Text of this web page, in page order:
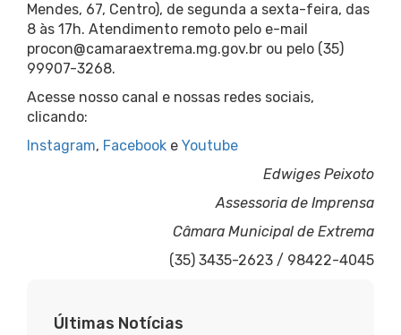
Mendes, 67, Centro), de segunda a sexta-feira, das
8 às 17h. Atendimento remoto pelo e-mail
procon@camaraextrema.mg.gov.br ou pelo (35)
99907-3268.
Acesse nosso canal e nossas redes sociais,
clicando:
Instagram, Facebook e Youtube
Edwiges Peixoto
Assessoria de Imprensa
Câmara Municipal de Extrema
(35) 3435-2623 / 98422-4045
Últimas Notícias